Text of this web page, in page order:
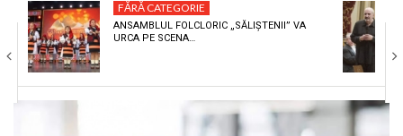
CULTURA
ECONOMIE
SANATATE
FĂRĂ CATEGORIE
ANSAMBLUL FOLCLORIC „SĂLIȘTENII” VA
URCA PE SCENA…